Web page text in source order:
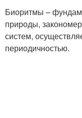
Биоритмы –
природы,
систем,
периодичностью.